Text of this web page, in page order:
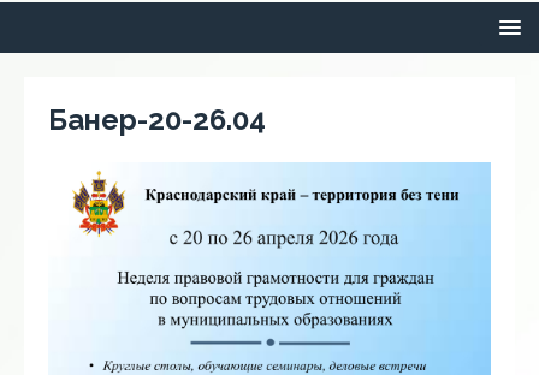
Банер-20-26.04